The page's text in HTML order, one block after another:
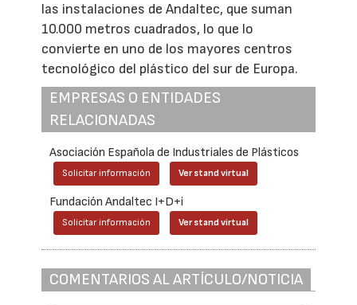
las instalaciones de Andaltec, que suman
10.000 metros cuadrados, lo que lo
convierte en uno de los mayores centros
tecnológico del plástico del sur de Europa.
EMPRESAS O ENTIDADES
RELACIONADAS
Asociación Española de Industriales de Plásticos
Solicitar información Ver stand virtual
Fundación Andaltec I+D+i
Solicitar información Ver stand virtual
COMENTARIOS AL ARTÍCULO/NOTICIA